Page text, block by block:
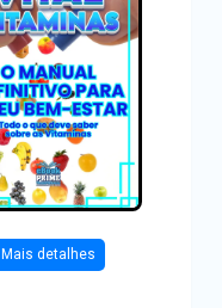
Mais detalhes